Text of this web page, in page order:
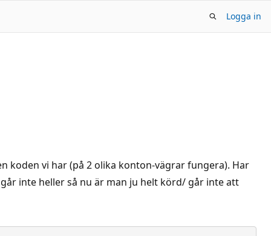
Logga in
koden vi har (på 2 olika konton-vägrar fungera). Har
inte heller så nu är man ju helt körd/ går inte att